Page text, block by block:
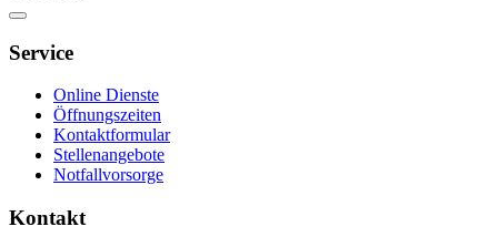
Service
Online Dienste
Öffnungszeiten
Kontaktformular
Stellenangebote
Notfallvorsorge
Kontakt